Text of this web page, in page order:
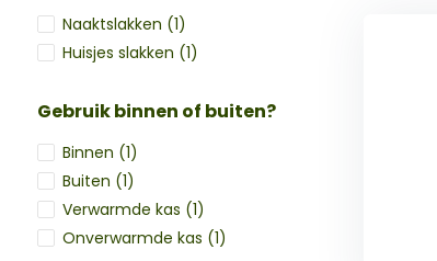
Naaktslakken (1)
Huisjes slakken (1)
Gebruik binnen of buiten?
Binnen (1)
Buiten (1)
Verwarmde kas (1)
Onverwarmde kas (1)